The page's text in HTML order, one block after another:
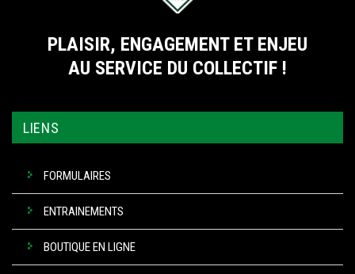
PLAISIR, ENGAGEMENT ET ENJEU
AU SERVICE DU COLLECTIF !
LIENS
FORMULAIRES
ENTRAINEMENTS
BOUTIQUE EN LIGNE